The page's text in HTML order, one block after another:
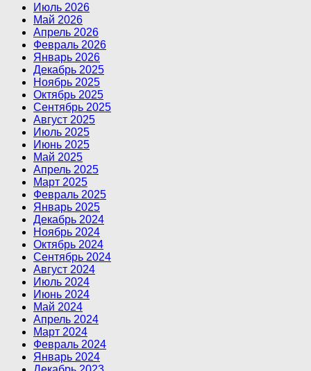
Июль 2026
Май 2026
Апрель 2026
Февраль 2026
Январь 2026
Декабрь 2025
Ноябрь 2025
Октябрь 2025
Сентябрь 2025
Август 2025
Июль 2025
Июнь 2025
Май 2025
Апрель 2025
Март 2025
Февраль 2025
Январь 2025
Декабрь 2024
Ноябрь 2024
Октябрь 2024
Сентябрь 2024
Август 2024
Июль 2024
Июнь 2024
Май 2024
Апрель 2024
Март 2024
Февраль 2024
Январь 2024